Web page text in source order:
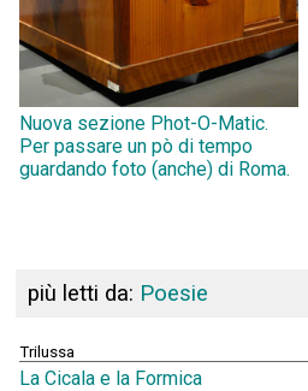
Nuova sezione Phot-O-Matic.
Per passare un pò di tempo
guardando foto (anche) di Roma.
più letti da: Poesie
Trilussa
La Cicala e la Formica